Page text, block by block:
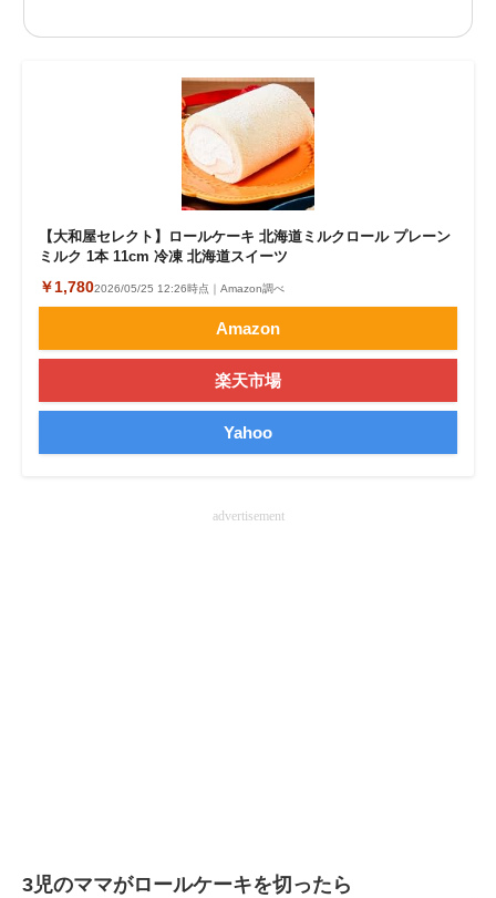
AI活用のいまが分かる
企業ITのトレンドを詳説
経営リーダーのコミュニティ
マーケ×ITの今がよく分かる
ITエンジニア向け専門サイト
製造業のIT導入・活用を支援
【大和屋セレクト】ロールケーキ 北海道ミルクロール プレーン
ミルク 1本 11cm 冷凍 北海道スイーツ
￥1,7802026/05/25 12:26時点｜Amazon調べ
Amazon
楽天市場
Yahoo
advertisement
3児のママがロールケーキを切ったら